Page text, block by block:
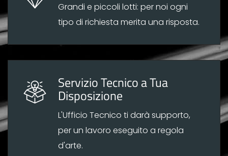
Grandi e piccoli lotti: per noi ogni
tipo di richiesta merita una risposta.
Servizio Tecnico a Tua
Disposizione
L'Ufficio Tecnico ti darà supporto,
per un lavoro eseguito a regola
d'arte.